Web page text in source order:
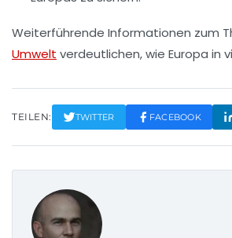
Weiterführende Informationen zum
Umwelt verdeutlichen, wie Europa in
TEILEN: TWITTER FACEBOOK